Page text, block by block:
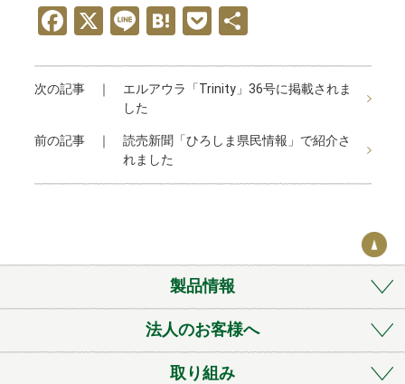
F
a
ce
b
o
k
X Li
n
e
H
at
e
n
a
P
o
ck
et
共
次の記事 ｜ エルアウラ「Trinity」36号に掲載されま
した
前の記事 ｜ 読売新聞「ひろしま県民情報」で紹介さ
れました
製品情報
法人のお客様へ
取り組み